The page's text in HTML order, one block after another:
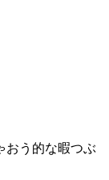
おう的な暇つぶ